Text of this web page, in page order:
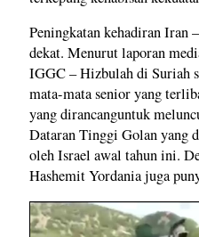
Peningkatan kehadiran Iran
dekat. Menurut laporan
IGGC – Hizbulah di Suriah
mata-mata senior yang
yang dirancanguntuk
Dataran Tinggi Golan yang
oleh Israel awal tahun ini.
Hashemit Yordania juga